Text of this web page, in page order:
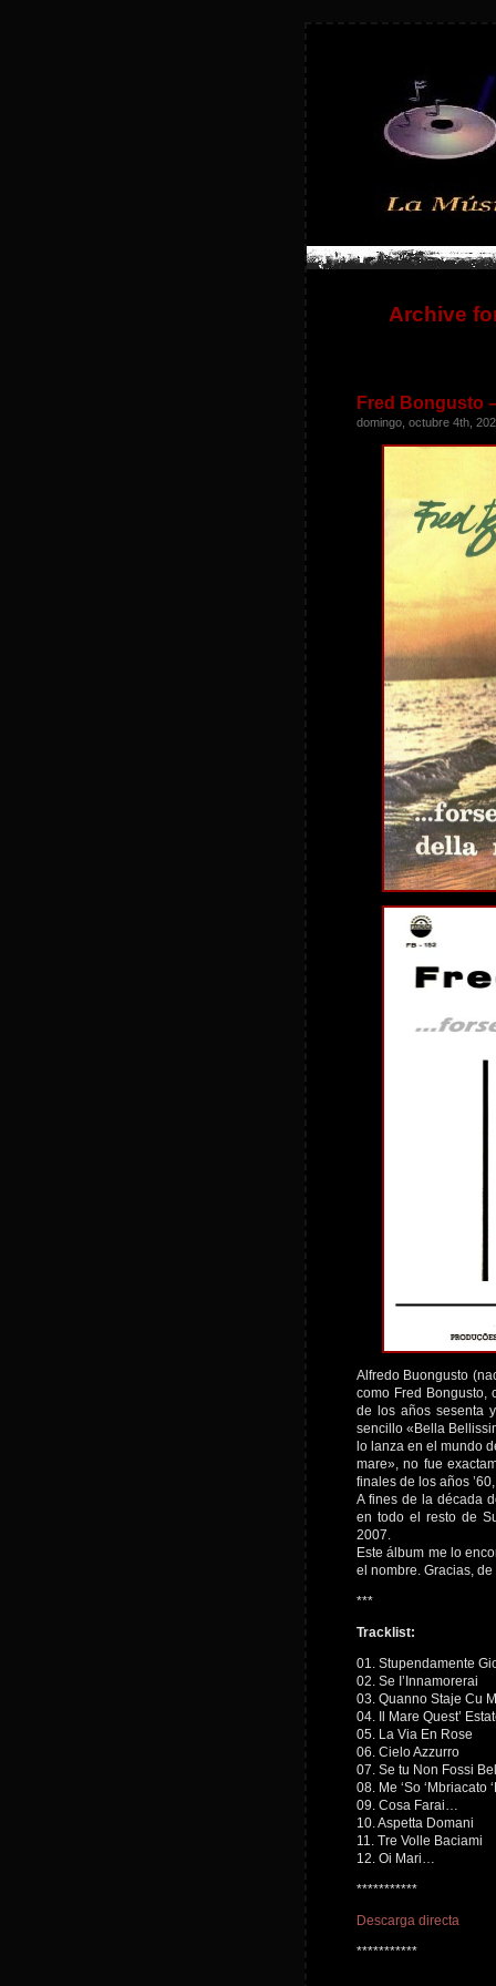
Archive
Fred Bongusto
domingo, octubre 4th,
Alfredo Buongusto
como Fred Bongusto,
de los años sesenta
sencillo «Bella
lo lanza en el mundo
mare», no fue
finales de los años
A fines de la década
en todo el resto de
2007.
Este álbum me lo
el nombre. Gracias,
***
Tracklist:
01. Stupendamente
02. Se I’Innamorerai
03. Quanno Staje Cu
04. Il Mare Quest’
05. La Via En Rose
06. Cielo Azzurro
07. Se tu Non Fossi
08. Me ‘So ‘Mbriacato
09. Cosa Farai…
10. Aspetta Domani
11. Tre Volle Baciami
12. Oi Mari…
***********
Descarga directa
***********